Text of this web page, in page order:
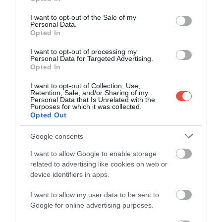
use your data for below specified purposes in below Google
consent section.
I want to opt-out of the Sale of my
Personal Data.
Opted In
I want to opt-out of processing my
Personal Data for Targeted Advertising.
Opted In
I want to opt-out of Collection, Use,
Retention, Sale, and/or Sharing of my
Personal Data that Is Unrelated with the
Purposes for which it was collected.
Opted Out
Google consents
I want to allow Google to enable storage
related to advertising like cookies on web or
device identifiers in apps.
I want to allow my user data to be sent to
Google for online advertising purposes.
ESTE O ZONĂ DE RĂZBOI.
REGIUNEA DARIÉN ESTE
CONTROLATĂ DE CARTELURI
ȘI PLINĂ DE PLANTAȚII DE
DROGURI, IAR JUNGLA ESTE
UN TEREN ÎNGROZITOR DE
loc unde o rătăcire, o infecție sau o întâlnire greșită
pot fi fatale. Al doilea loc pe care îl menționează ca